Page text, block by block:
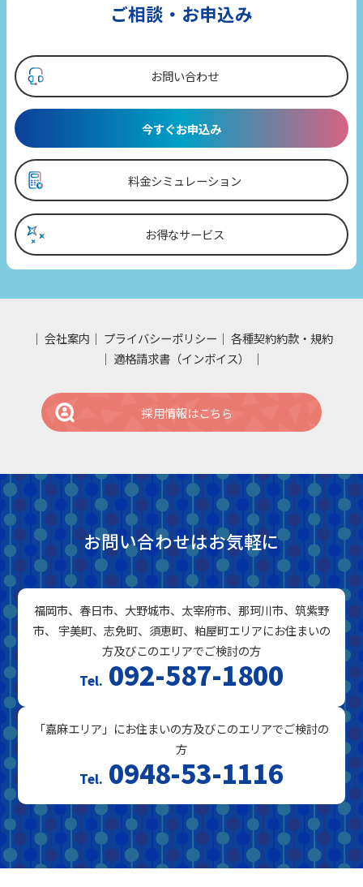
ご相談・お申込み
お問い合わせ
今すぐお申込み
料金シミュレーション
お得なサービス
会社案内 プライバシーポリシー
各種契約約款・規約
適格請求書（インボイス）
採用情報はこちら
お問い合わせはお気軽に
福岡市、春日市、大野城市、太宰府市、那珂川市、筑紫野
市、 宇美町、志免町、須恵町、粕屋町エリアにお住まいの
方及びこのエリアでご検討の方
092-587-1800
「嘉麻エリア」にお住まいの方及びこのエリアでご検討の
方
0948-53-1116